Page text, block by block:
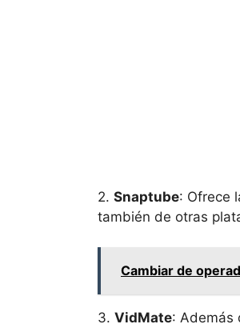
2. Snaptube: Ofrece
también de otras
Cambiar de
3. VidMate: Además